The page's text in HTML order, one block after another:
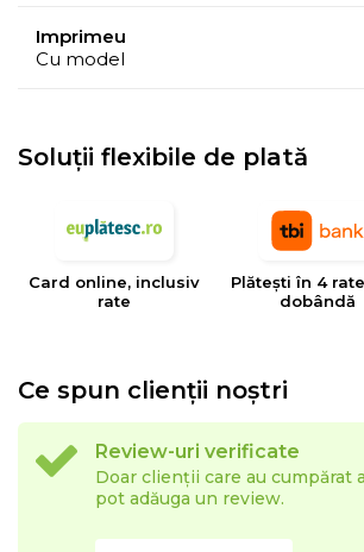
Imprimeu
Cu model
Soluții flexibile de plată
Card online, inclusiv
rate
Plătești în 4
dobândă
Ce spun clienții noștri
Review-uri verificate
Doar clienții care au cumpărat
pot adăuga un review.